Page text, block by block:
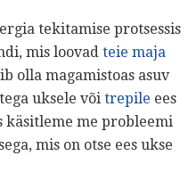
tekitamise protsessis
mis loovad teie maja
olla magamistoas asuv
uksele või trepile ees
käsitleme me probleemi
mis on otse ees ukse